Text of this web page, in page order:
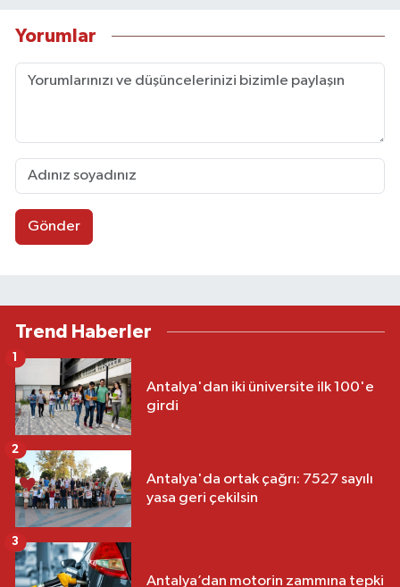
Yorumlar
Gönder
Trend Haberler
Antalya'dan iki üniversite ilk 100'e
girdi
1
Antalya'da ortak çağrı: 7527 sayılı
yasa geri çekilsin
2
Antalya’dan motorin zammına tepki
3